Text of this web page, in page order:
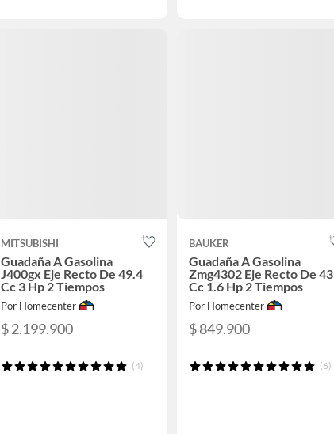
MITSUBISHI
Guadaña A Gasolina
J400gx Eje Recto De 49.4
Cc 3 Hp 2 Tiempos
Por Homecenter
$ 2.199.900
(4)
BAUKER
Guadaña A Gasolina
Zmg4302 Eje Recto De 43
Cc 1.6 Hp 2 Tiempos
Por Homecenter
$ 849.900
(6)